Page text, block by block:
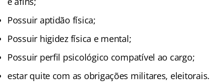
Possuir aptidão física;
Possuir higidez física e mental;
Possuir perfil psicológico compatível ao cargo;
estar quite com as obrigações militares, eleitorais.